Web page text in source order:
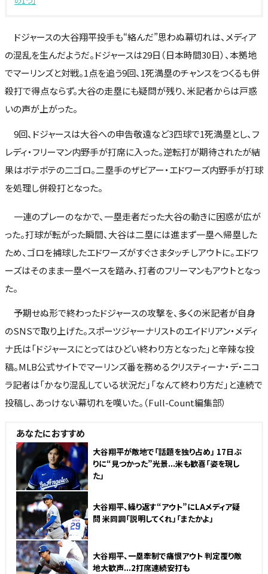
ドジャースの大谷翔平投手も“絡んだ”思わぬ幕切れは、メディア
の混乱を生んだようだ。ドジャースは29日（日本時間30日）、本拠地
でマーリンズと対戦。1点を追う9回、1死満塁のチャンスをつくるも併
殺打で得点ならず。大谷の走塁にも疑問が残り、米記者からは戸惑
いの声が上がった。
9回、ドジャースは大谷への申告敬遠など3四球で1死満塁とし、フ
レディ・フリーマン内野手が打席に入った。逆転打が期待されたが結
果はボテボテの二ゴロ。二塁手のザビアー・エドワーズ内野手が打球
を処理し併殺打となった。
一連のプレーのなかで、一塁走者だった大谷の動きに困惑が広が
った。打球が転がった瞬間、大谷は二塁には進まず一塁へ帰塁した
ため、ゴロを捕球したエドワーズがすぐさまタッチしアウトに。エドワ
ーズはそのまま一塁ベースを踏み、打者のフリーマンもアウトとなっ
た。
予期せぬ形で終わったドジャースの攻撃を、多くの米記者が自身
のSNSで取り上げた。スポーツジャーナリストのエイドリアン・メディ
ナ氏は「ドジャースにとってはひどい終わり方となった」と辛辣な投
稿。MLB公式サイトでマーリンズ番を務めるクリスティーナ・デ・ニコ
ラ記者は「かなり混乱している状況だ」「なんて終わり方だ」と連続で
投稿し、あっけない幕切れを嘆いた。（Full-Count編集部）
あなたにおすすめ
NEW
大谷翔平が敵地で「話題を独り占め」 17日ぶ
りに“見つかった”光景...米も歓喜「姿を現し
た」
大谷翔平、繰り返す“アウト”にLAメディア疑
問 米同調「説明してくれ」「またかよ」
大谷翔平、一塁牽制で痛恨アウト 判定覆り敵
地大歓声...2打席連続安打も